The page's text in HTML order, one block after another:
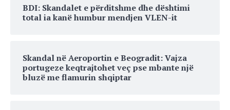
BDI: Skandalet e përditshme dhe dështimi
total ia kanë humbur mendjen VLEN-it
Skandal në Aeroportin e Beogradit: Vajza
portugeze keqtrajtohet veç pse mbante një
bluzë me flamurin shqiptar